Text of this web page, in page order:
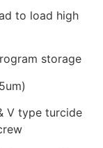
to load high
storage
V type turcide